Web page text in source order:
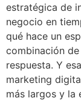
estratégica de
negocio en
qué hace un
combinación
respuesta. Y
marketing
más largos y la